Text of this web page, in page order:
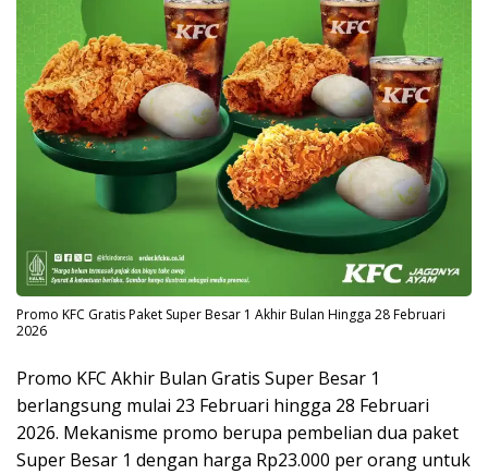
Promo KFC Gratis Paket Super Besar 1 Akhir Bulan Hingga 28 Februari
2026
Promo KFC Akhir Bulan Gratis Super Besar 1
berlangsung mulai 23 Februari hingga 28 Februari
2026. Mekanisme promo berupa pembelian dua paket
Super Besar 1 dengan harga Rp23.000 per orang untuk